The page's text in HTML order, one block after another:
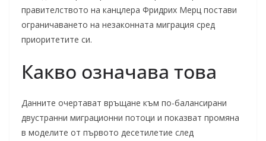
правителството на канцлера Фридрих Мерц постави
ограничаването на незаконната миграция сред
приоритетите си.
Какво означава това
Данните очертават връщане към по-балансирани
двустранни миграционни потоци и показват промяна
в моделите от първото десетилетие след